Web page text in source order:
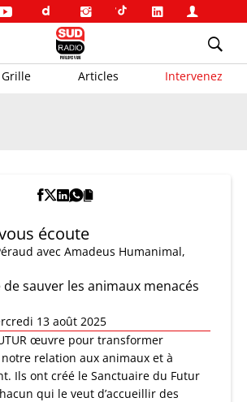
Grille Articles Intervenez
écoute
avec Amadeus Humanimal,
sauver les animaux menacés
13 août 2025
œuvre pour transformer
relation aux animaux et à
Ils ont créé le Sanctuaire du Futur
qui le veut d’accueillir des